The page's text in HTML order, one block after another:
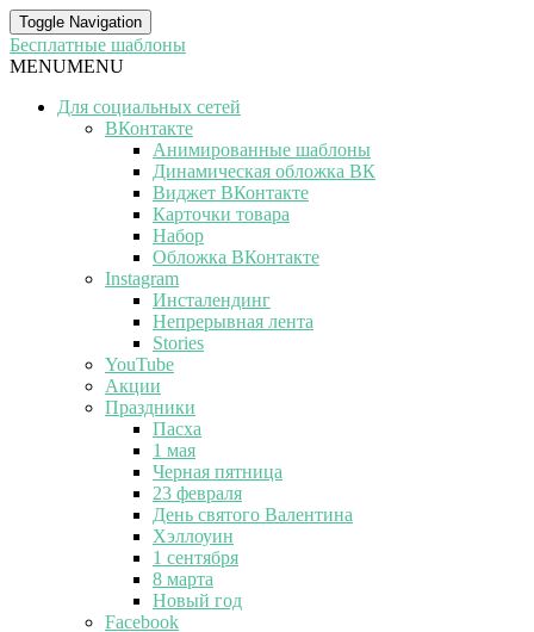
Toggle Navigation
Бесплатные шаблоны
MENUMENU
Для социальных сетей
ВКонтакте
Анимированные шаблоны
Динамическая обложка ВК
Виджет ВКонтакте
Карточки товара
Набор
Обложка ВКонтакте
Instagram
Инсталендинг
Непрерывная лента
Stories
YouTube
Акции
Праздники
Пасха
1 мая
Черная пятница
23 февраля
День святого Валентина
Хэллоуин
1 сентября
8 марта
Новый год
Facebook